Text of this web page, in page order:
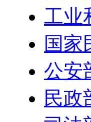
工业
国家
公安
民政